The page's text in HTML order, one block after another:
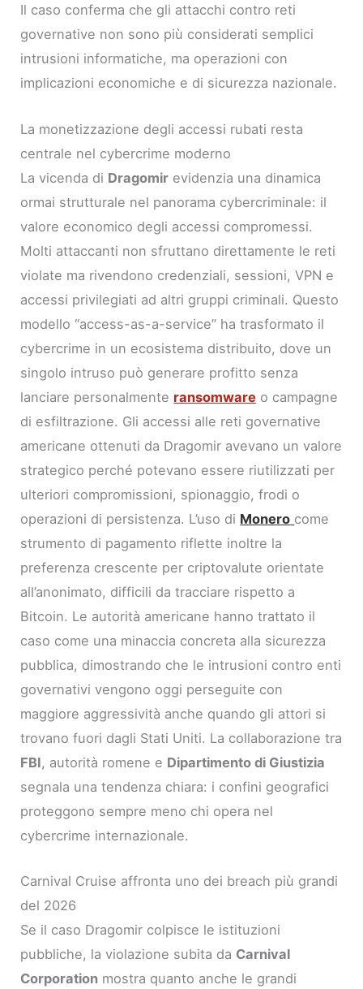
Il caso conferma che gli attacchi contro reti
governative non sono più considerati semplici
intrusioni informatiche, ma operazioni con
implicazioni economiche e di sicurezza nazionale.
La monetizzazione degli accessi rubati resta
centrale nel cybercrime moderno
La vicenda di Dragomir evidenzia una dinamica
ormai strutturale nel panorama cybercriminale: il
valore economico degli accessi compromessi.
Molti attaccanti non sfruttano direttamente le reti
violate ma rivendono credenziali, sessioni, VPN e
accessi privilegiati ad altri gruppi criminali. Questo
modello “access-as-a-service” ha trasformato il
cybercrime in un ecosistema distribuito, dove un
singolo intruso può generare profitto senza
lanciare personalmente ransomware o campagne
di esfiltrazione. Gli accessi alle reti governative
americane ottenuti da Dragomir avevano un valore
strategico perché potevano essere riutilizzati per
ulteriori compromissioni, spionaggio, frodi o
operazioni di persistenza. L’uso di Monero come
strumento di pagamento riflette inoltre la
preferenza crescente per criptovalute orientate
all’anonimato, difficili da tracciare rispetto a
Bitcoin. Le autorità americane hanno trattato il
caso come una minaccia concreta alla sicurezza
pubblica, dimostrando che le intrusioni contro enti
governativi vengono oggi perseguite con
maggiore aggressività anche quando gli attori si
trovano fuori dagli Stati Uniti. La collaborazione tra
FBI, autorità romene e Dipartimento di Giustizia
segnala una tendenza chiara: i confini geografici
proteggono sempre meno chi opera nel
cybercrime internazionale.
Carnival Cruise affronta uno dei breach più grandi
del 2026
Se il caso Dragomir colpisce le istituzioni
pubbliche, la violazione subita da Carnival
Corporation mostra quanto anche le grandi